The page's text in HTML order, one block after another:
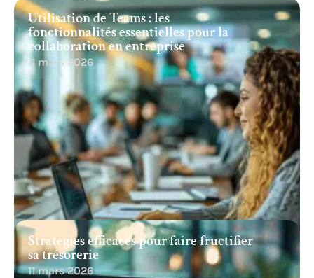
Utilisation de Teams : les
fonctionnalités essentielles pour la
collaboration en entreprise
11 mars 2026
Stratégies efficaces pour faire fructifier
sa trésorerie
11 mars 2026